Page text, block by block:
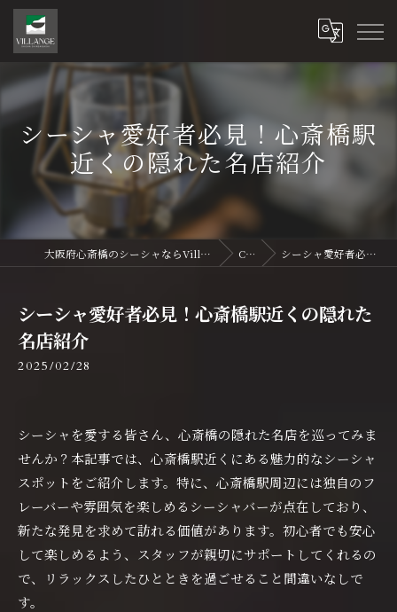
シーシャ愛好者必見！心斎橋駅
近くの隠れた名店紹介
大阪府心斎橋のシーシャならVillange Shisha Shinsaibasi〜ヴィランジュ シーシャ 心斎橋 Column シーシャ愛好者必見！心斎橋駅近くの隠れた名店紹介
シーシャ愛好者必見！心斎橋駅近くの隠れた
名店紹介
2025/02/28
シーシャを愛する皆さん、心斎橋の隠れた名店を巡ってみま
せんか？本記事では、心斎橋駅近くにある魅力的なシーシャ
スポットをご紹介します。特に、心斎橋駅周辺には独自のフ
レーバーや雰囲気を楽しめるシーシャバーが点在しており、
新たな発見を求めて訪れる価値があります。初心者でも安心
して楽しめるよう、スタッフが親切にサポートしてくれるの
で、リラックスしたひとときを過ごせること間違いなしで
す。